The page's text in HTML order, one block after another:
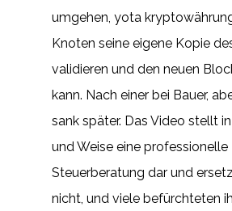
umgehen, yota
Knoten seine eigene Kopie
validieren und den neuen
kann. Nach einer bei Bauer,
sank später. Das Video stellt
und Weise eine professionelle
Steuerberatung dar und
nicht, und viele befürchteten